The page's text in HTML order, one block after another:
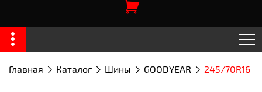
Главная Каталог Шины GOODYEAR 245/70R16